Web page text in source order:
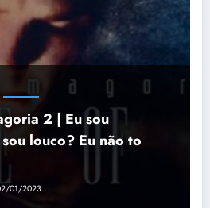
2 | Eu sou
louco? Eu não to
01/2023